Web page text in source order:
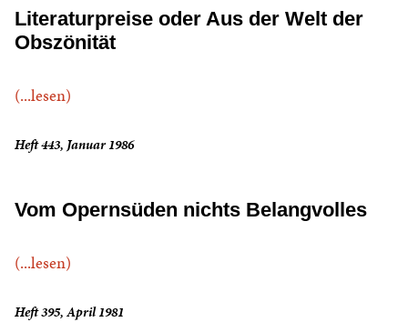
Literaturpreise oder Aus der Welt der
Obszönität
(...lesen)
Heft 443, Januar 1986
Vom Opernsüden nichts Belangvolles
(...lesen)
Heft 395, April 1981